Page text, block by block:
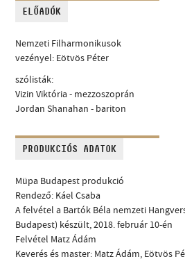
ELŐADÓK
Nemzeti Filharmonikusok
vezényel: Eötvös Péter
szólisták:
Vizin Viktória - mezzoszoprán
Jordan Shanahan - bariton
PRODUKCIÓS ADATOK
Müpa Budapest produkció
Rendező: Káel Csaba
A felvétel a Bartók Béla nemzeti
Budapest) készült, 2018. február 10-én
Felvétel Matz Ádám
Keverés és master: Matz Ádám, Eötvös